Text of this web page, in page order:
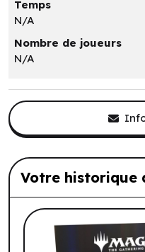
Temps
N/A
Nombre de joueurs
N/A
Votre historique
Liste de